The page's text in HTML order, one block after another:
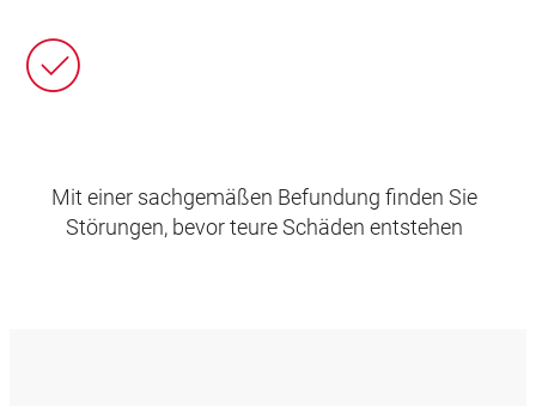
Mit einer sachgemäßen Befundung finden Sie
Störungen, bevor teure Schäden entstehen